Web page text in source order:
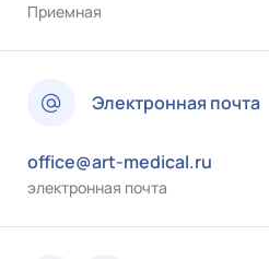
Приемная
Электронная почта
office@art-medical.ru
электронная почта